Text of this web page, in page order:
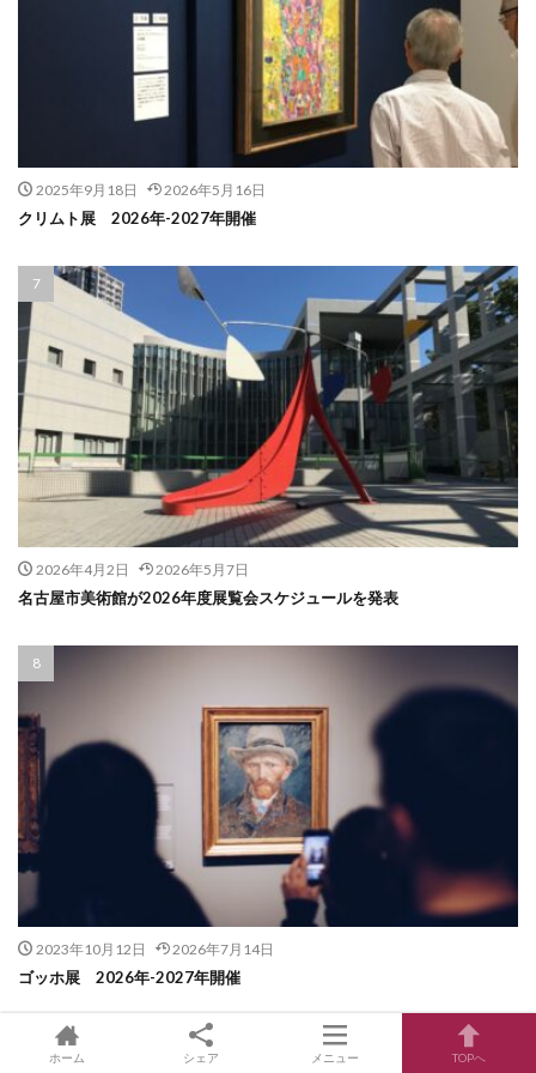
2025年9月18日 2026年5月16日
クリムト展 2026年-2027年開催
2026年4月2日 2026年5月7日
名古屋市美術館が2026年度展覧会スケジュールを発表
2023年10月12日 2026年7月14日
ゴッホ展 2026年-2027年開催
ホーム シェア メニュー TOPへ